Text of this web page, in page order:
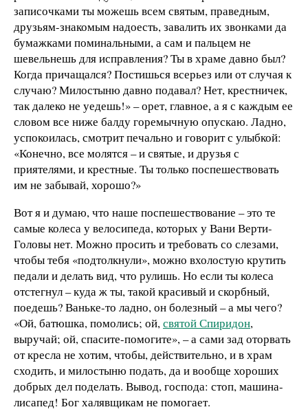
записочками ты можешь всем святым, праведным,
друзьям-знакомым надоесть, завалить их звонками да
бумажками поминальными, а сам и пальцем не
шевельнешь для исправления? Ты в храме давно был?
Когда причащался? Постишься всерьез или от случая к
случаю? Милостыню давно подавал? Нет, крестничек,
так далеко не уедешь!» – орет, главное, а я с каждым ее
словом все ниже балду горемычную опускаю. Ладно,
успокоилась, смотрит печально и говорит с улыбкой:
«Конечно, все молятся – и святые, и друзья с
приятелями, и крестные. Ты только поспешествовать
им не забывай, хорошо?»
Вот я и думаю, что наше поспешествование – это те
самые колеса у велосипеда, которых у Вани Верти-
Головы нет. Можно просить и требовать со слезами,
чтобы тебя «подтолкнули», можно вхолостую крутить
педали и делать вид, что рулишь. Но если ты колеса
отстегнул – куда ж ты, такой красивый и скорбный,
поедешь? Ваньке-то ладно, он болезный – а мы чего?
«Ой, батюшка, помолись; ой,святой Спиридон,
выручай; ой, спасите-помогите», – а сами зад оторвать
от кресла не хотим, чтобы, действительно, и в храм
сходить, и милостыню подать, да и вообще хороших
добрых дел поделать. Вывод, господа: стоп, машина-
лисапед! Бог халявщикам не помогает.